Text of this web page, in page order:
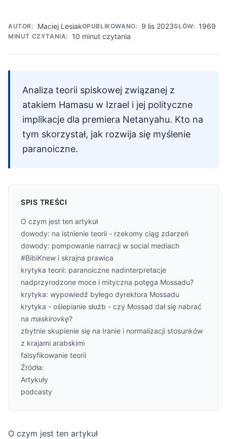
AUTOR: Maciej LesiakOPUBLIKOWANO: 9 lis 2023SŁÓW: 1969
MINUT CZYTANIA: 10 minut czytania
Analiza teorii spiskowej związanej z
atakiem Hamasu w Izrael i jej polityczne
implikacje dla premiera Netanyahu. Kto na
tym skorzystał, jak rozwija się myślenie
paranoiczne.
SPIS TREŚCI
O czym jest ten artykuł
dowody: na istnienie teorii - rzekomy ciąg zdarzeń
dowody: pompowanie narracji w social mediach
#BibiKnew i skrajna prawica
krytyka teorii: paranoiczne nadinterpretacje
nadprzyrodzone moce i mityczna potęga Mossadu?
krytyka: wypowiedź byłego dyrektora Mossadu
krytyka - oślepianie służb - czy Mossad dał się nabrać
na maskirovkę?
zbytnie skupienie się na Iranie i normalizacji stosunków
z krajami arabskimi
falsyfikowanie teorii
Źródła:
Artykuły
podcasty
O czym jest ten artykuł